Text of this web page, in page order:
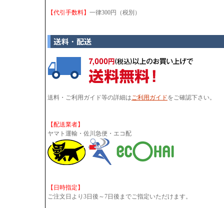
【代引手数料】 一律300円（税別）
送料・ご利用ガイド等の詳細はご利用ガイドをご確認下さい。
【配送業者】
ヤマト運輸・佐川急便・エコ配
【日時指定】
ご注文日より3日後～7日後までご指定いただけます。